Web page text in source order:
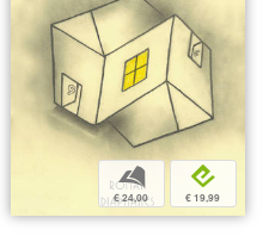
b
€ 24,00
e
€ 19,99